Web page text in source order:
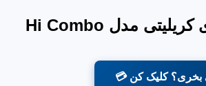
پرینتر سه بعدی کریلیتی مدل Hi Combo
کلیک کن 💳